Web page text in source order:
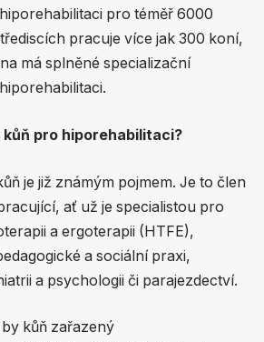
pro téměř 6000
pracuje více jak 300 koní,
má splněné specializační
kůň pro hiporehabilitaci?
je již známým pojmem. Je to člen
ať už je specialistou pro
a ergoterapii (HTFE),
a sociální praxi,
a psychologii či parajezdectví.
kůň zařazený